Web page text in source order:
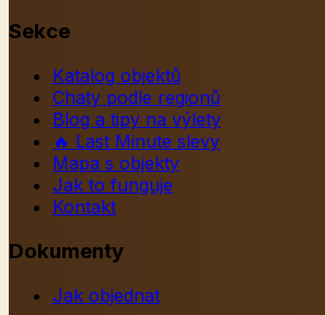
Sekce
Katalog objektů
Chaty podle regionů
Blog a tipy na výlety
🔥 Last Minute slevy
Mapa s objekty
Jak to funguje
Kontakt
Dokumenty
Jak objednat